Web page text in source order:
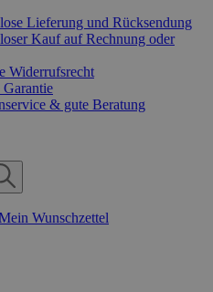
Lieferung und Rücksendung
Kauf auf Rechnung oder
Widerrufsrecht
Garantie
& gute Beratung
Wunschzettel